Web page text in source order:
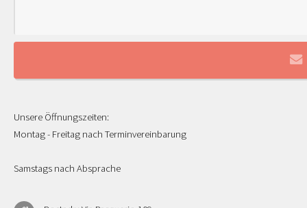
Unsere Öffnungszeiten:
Montag - Freitag nach Terminvereinbarung
Samstags nach Absprache